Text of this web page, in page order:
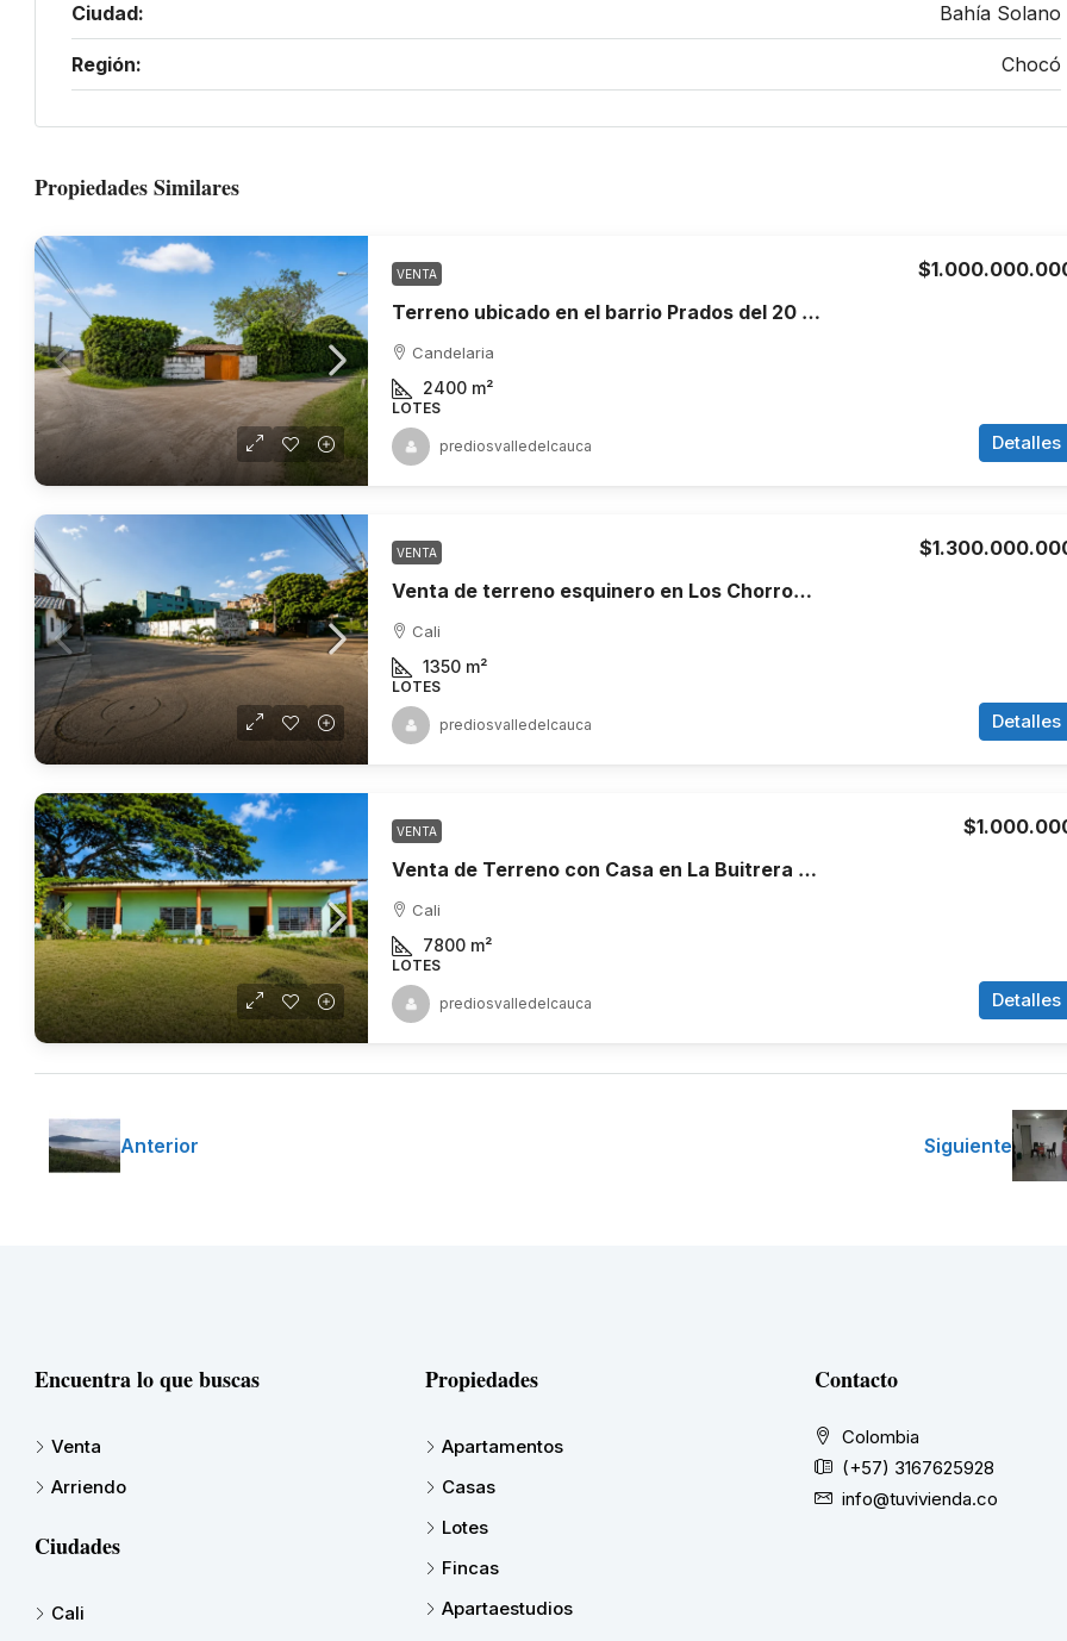
Ciudad: Bahía Solano
Región: Chocó
Propiedades Similares
VENTA
Terreno ubicado en el barrio Prados del 20 Candelaria, Valle del Cauca.
Candelaria
2400 m²
LOTES
Detalles
prediosvalledelcauca
VENTA
Venta de terreno esquinero en Los Chorros Cali
Cali
1350 m²
LOTES
Detalles
prediosvalledelcauca
VENTA
Venta de Terreno con Casa en La Buitrera Cali
Cali
7800 m²
LOTES
Detalles
prediosvalledelcauca
Anterior Siguiente
Encuentra lo que buscas
Venta
Arriendo
Ciudades
Cali
Propiedades
Apartamentos
Casas
Lotes
Fincas
Apartaestudios
Contacto
Colombia
(+57) 3167625928
info@tuvivienda.co